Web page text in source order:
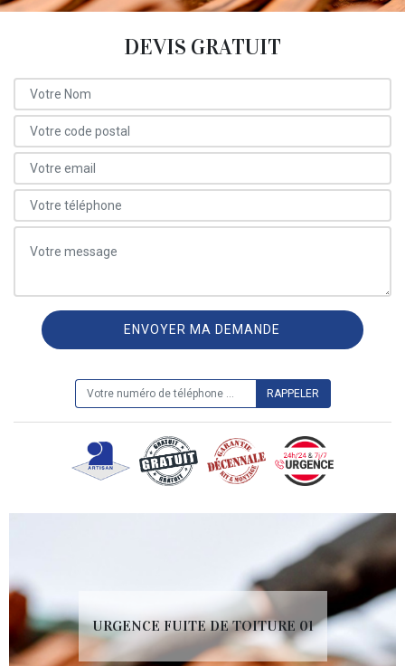
DEVIS GRATUIT
URGENCE FUITE DE TOITURE 01